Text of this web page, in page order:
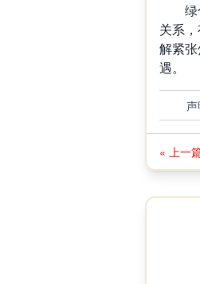
绿色
关系
解紧
遇。
« 上一